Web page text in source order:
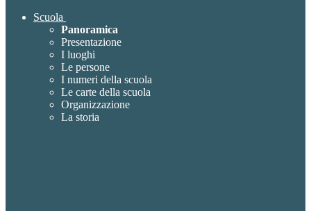
Scuola
Panoramica
Presentazione
I luoghi
Le persone
I numeri della scuola
Le carte della scuola
Organizzazione
La storia